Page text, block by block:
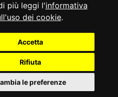
più leggi l'informativa
dei cookie.
Accetta
Rifiuta
le preferenze
policy
|feedback
Realizzato da